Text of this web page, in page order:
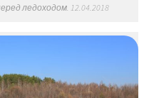
ледоходом. 12.04.2018